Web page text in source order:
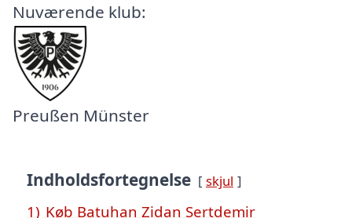
Nuværende klub:
Preußen Münster
Indholdsfortegnelse skjul
1) Køb Batuhan Zidan Sertdemir